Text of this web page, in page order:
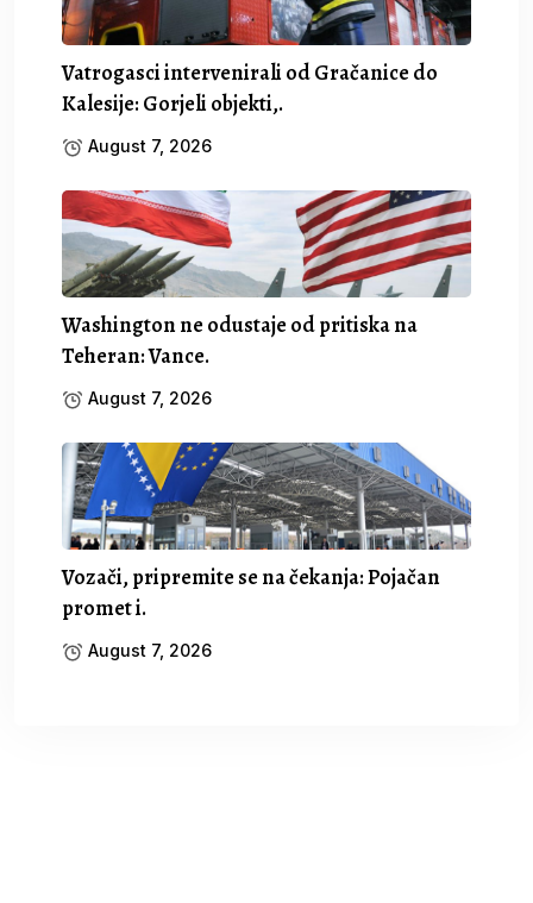
Vatrogasci intervenirali od Gračanice do
Kalesije: Gorjeli objekti,.
August 7, 2026
Washington ne odustaje od pritiska na
Teheran: Vance.
August 7, 2026
Vozači, pripremite se na čekanja: Pojačan
promet i.
August 7, 2026